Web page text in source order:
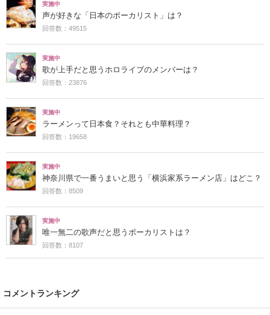
実施中
声が好きな「日本のボーカリスト」は？
回答数：49515
実施中
歌が上手だと思うホロライブのメンバーは？
回答数：23876
実施中
ラーメンって日本食？それとも中華料理？
回答数：19658
実施中
神奈川県で一番うまいと思う「横浜家系ラーメン店」はどこ？
回答数：8509
実施中
唯一無二の歌声だと思うボーカリストは？
回答数：8107
コメントランキング